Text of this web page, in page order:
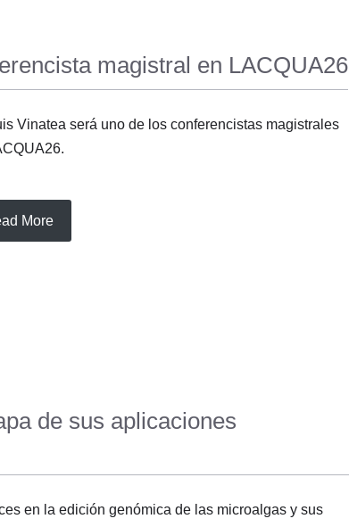
magistral en LACQUA26
Vinatea será uno de los conferencistas magistrales
More
de sus aplicaciones
en la edición genómica de las microalgas y sus